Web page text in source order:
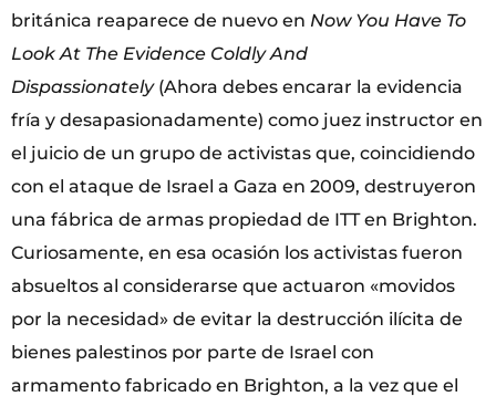
británica reaparece de nuevo en Now You Have To
Look At The Evidence Coldly And
Dispassionately(Ahora debes encarar la evidencia
fría y desapasionadamente) como juez instructor en
el juicio de un grupo de activistas que, coincidiendo
con el ataque de Israel a Gaza en 2009, destruyeron
una fábrica de armas propiedad de ITT en Brighton.
Curiosamente, en esa ocasión los activistas fueron
absueltos al considerarse que actuaron «movidos
por la necesidad» de evitar la destrucción ilícita de
bienes palestinos por parte de Israel con
armamento fabricado en Brighton, a la vez que el